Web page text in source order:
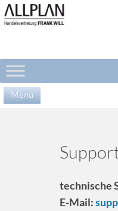
Menü
technische
E-Mail: